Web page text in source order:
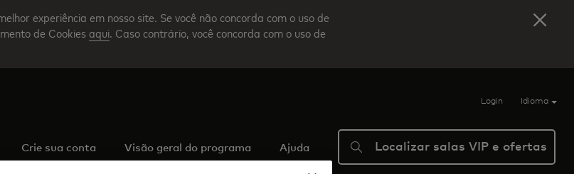
experiência em nosso site. Se você não concorda com o uso de
de Cookies aqui. Caso contrário, você concorda com o uso de
Login Idioma
Crie sua conta Visão geral do programa Ajuda Localizar salas VIP e ofertas